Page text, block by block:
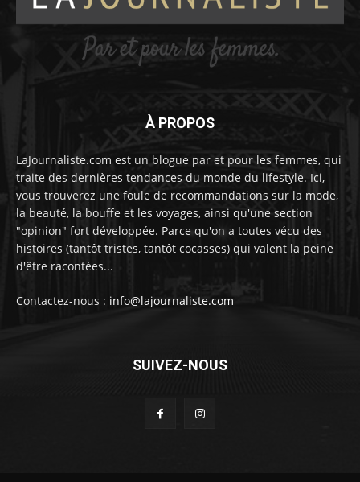
À PROPOS
LaJournaliste.com est un blogue par et pour les femmes, qui
traite des dernières tendances du monde du lifestyle. Ici,
vous trouverez une foule de recommandations sur la mode,
la beauté, la bouffe et les voyages, ainsi qu'une section
"opinion" fort développée. Parce qu'on a toutes vécu des
histoires (tantôt tristes, tantôt cocasses) qui valent la peine
d'être racontées...
Contactez-nous : info@lajournaliste.com
SUIVEZ-NOUS